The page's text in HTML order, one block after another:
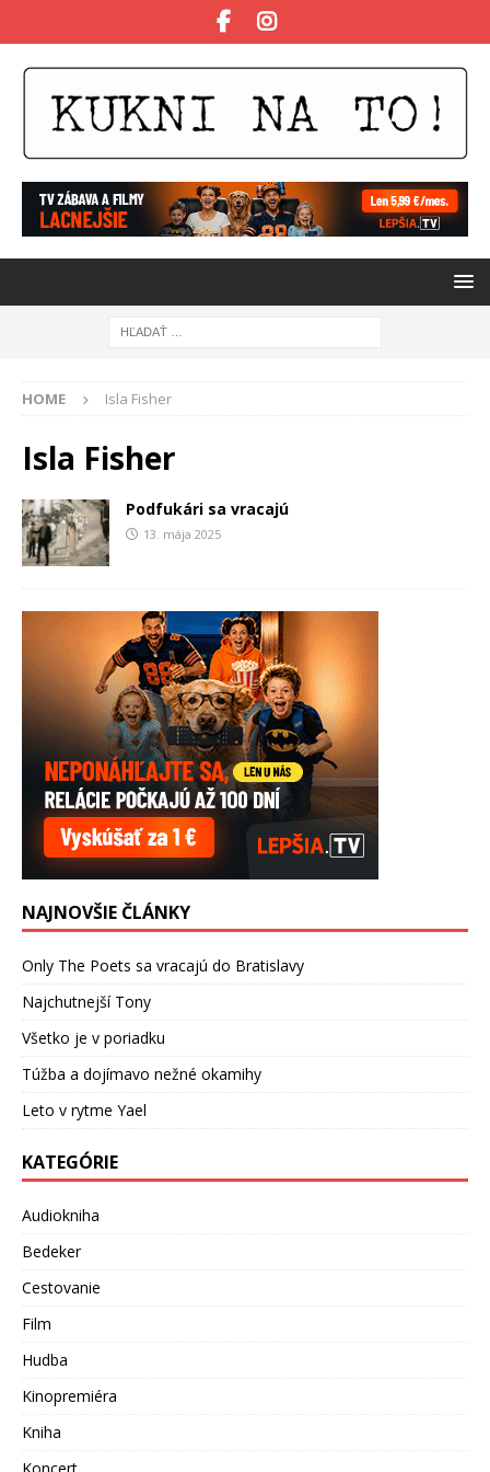
HOME Isla Fisher
Isla Fisher
Podfukári sa vracajú
13. mája 2025
NAJNOVŠIE ČLÁNKY
Only The Poets sa vracajú do Bratislavy
Najchutnejší Tony
Všetko je v poriadku
Túžba a dojímavo nežné okamihy
Leto v rytme Yael
KATEGÓRIE
Audiokniha
Bedeker
Cestovanie
Film
Hudba
Kinopremiéra
Kniha
Koncert